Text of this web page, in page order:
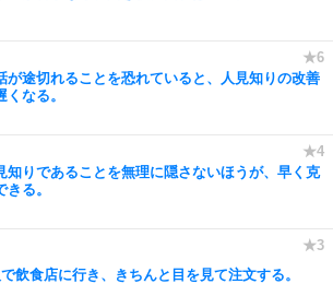
が途切れることを恐れていると、人見知りの改善
くなる。
知りであることを無理に隠さないほうが、早く克
きる。
飲食店に行き、きちんと目を見て注文する。